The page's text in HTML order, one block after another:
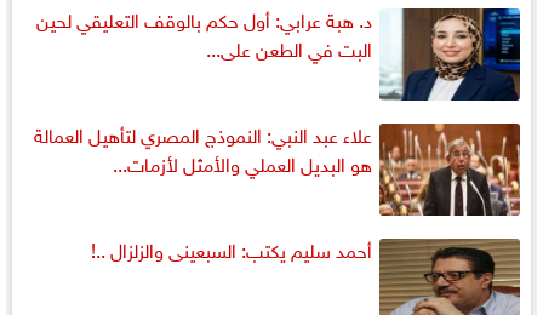
د. هبة عرابي: أول حكم بالوقف التعليقي لحين
البت في الطعن على...
علاء عبد النبي: النموذج المصري لتأهيل العمالة
هو البديل العملي والأمثل لأزمات...
أحمد سليم يكتب: السبعينى والزلزال ..!